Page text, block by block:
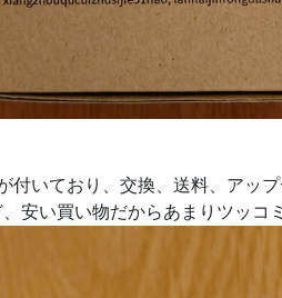
付いており、交換、送料、アッ
安い買い物だからあまりツッコ